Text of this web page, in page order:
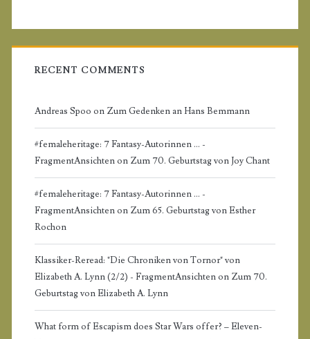
b
RECENT COMMENTS
Andreas Spoo on Zum Gedenken an Hans Bemmann
#femaleheritage: 7 Fantasy-Autorinnen ... -
FragmentAnsichtenon Zum 70. Geburtstag von Joy Chant
#femaleheritage: 7 Fantasy-Autorinnen ... -
FragmentAnsichtenon Zum 65. Geburtstag von Esther
Rochon
Klassiker-Reread: "Die Chroniken von Tornor" von
Elizabeth A. Lynn (2/2) - FragmentAnsichtenon Zum 70.
Geburtstag von Elizabeth A. Lynn
What form of Escapism does Star Wars offer? – Eleven-